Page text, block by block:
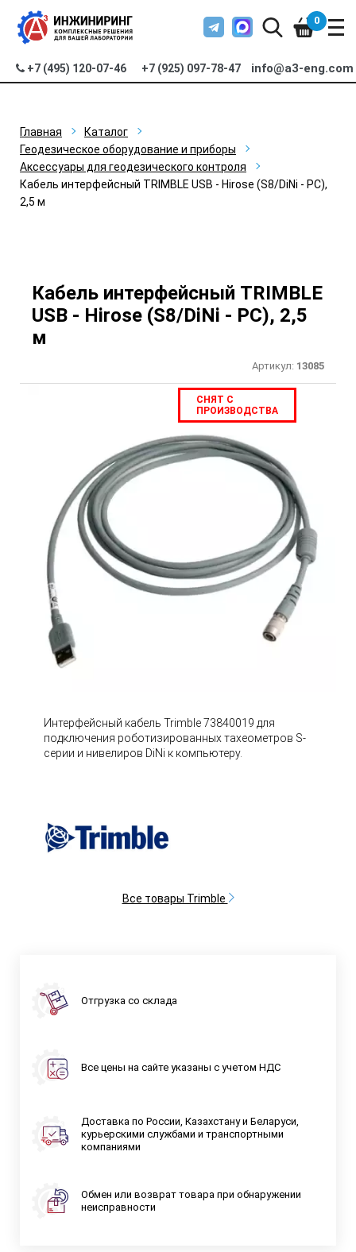
+7 (495) 120-07-46 +7 (925) 097-78-47 info@a3-eng.com
0
Главная
Каталог
Геодезическое оборудование и приборы
Аксессуары для геодезического контроля
Кабель интерфейсный TRIMBLE USB - Hirose (S8/DiNi - PC),
2,5 м
Кабель интерфейсный TRIMBLE
USB - Hirose (S8/DiNi - PC), 2,5
м
Артикул: 13085
СНЯТ С
ПРОИЗВОДСТВА
Интерфейсный кабель Trimble 73840019 для
подключения роботизированных тахеометров S-
серии и нивелиров DiNi к компьютеру.
Все товары Trimble
Отгрузка со склада
Все цены на сайте указаны с учетом НДС
Доставка по России, Казахстану и Беларуси,
курьерскими службами и транспортными
компаниями
Обмен или возврат товара при обнаружении
неисправности